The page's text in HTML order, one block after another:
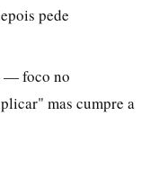
pede
— foco no
mas cumpre a